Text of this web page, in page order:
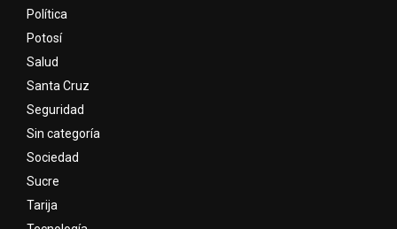
Política
Potosí
Salud
Santa Cruz
Seguridad
Sin categoría
Sociedad
Sucre
Tarija